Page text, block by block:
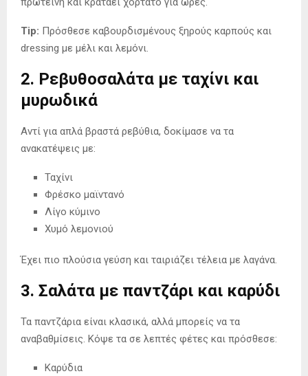
Tip: Πρόσθεσε καβουρδισμένους ξηρούς καρπούς και
dressing με μέλι και λεμόνι.
2. Ρεβυθοσαλάτα με ταχίνι και
μυρωδικά
Αντί για απλά βραστά ρεβύθια, δοκίμασε να τα
ανακατέψεις με:
Ταχίνι
Φρέσκο μαϊντανό
Λίγο κύμινο
Χυμό λεμονιού
Έχει πιο πλούσια γεύση και ταιριάζει τέλεια με λαγάνα.
3. Σαλάτα με παντζάρι και καρύδι
Τα παντζάρια είναι κλασικά, αλλά μπορείς να τα
αναβαθμίσεις. Κόψε τα σε λεπτές φέτες και πρόσθεσε:
Καρύδια